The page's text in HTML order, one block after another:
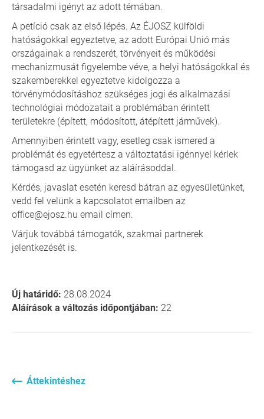
társadalmi igényt az adott témában.
A petíció csak az első lépés. Az ÉJOSZ külföldi
hatóságokkal egyeztetve, az adott Európai Unió más
országainak a rendszerét, törvényeit és működési
mechanizmusát figyelembe véve, a helyi hatóságokkal és
szakemberekkel egyeztetve kidolgozza a
törvénymódosításhoz szükséges jogi és alkalmazási
technológiai módozatait a problémában érintett
területekre (épített, módosított, átépített járművek).
Amennyiben érintett vagy, esetleg csak ismered a
problémát és egyetértesz a változtatási igénnyel kérlek
támogasd az ügyünket az aláírásoddal.
Kérdés, javaslat esetén keresd bátran az egyesületünket,
vedd fel velünk a kapcsolatot emailben az
office@ejosz.hu email címen.
Várjuk továbbá támogatók, szakmai partnerek
jelentkezését is.
Új határidő: 28.08.2024
Aláírások a változás időpontjában: 22
Áttekintéshez